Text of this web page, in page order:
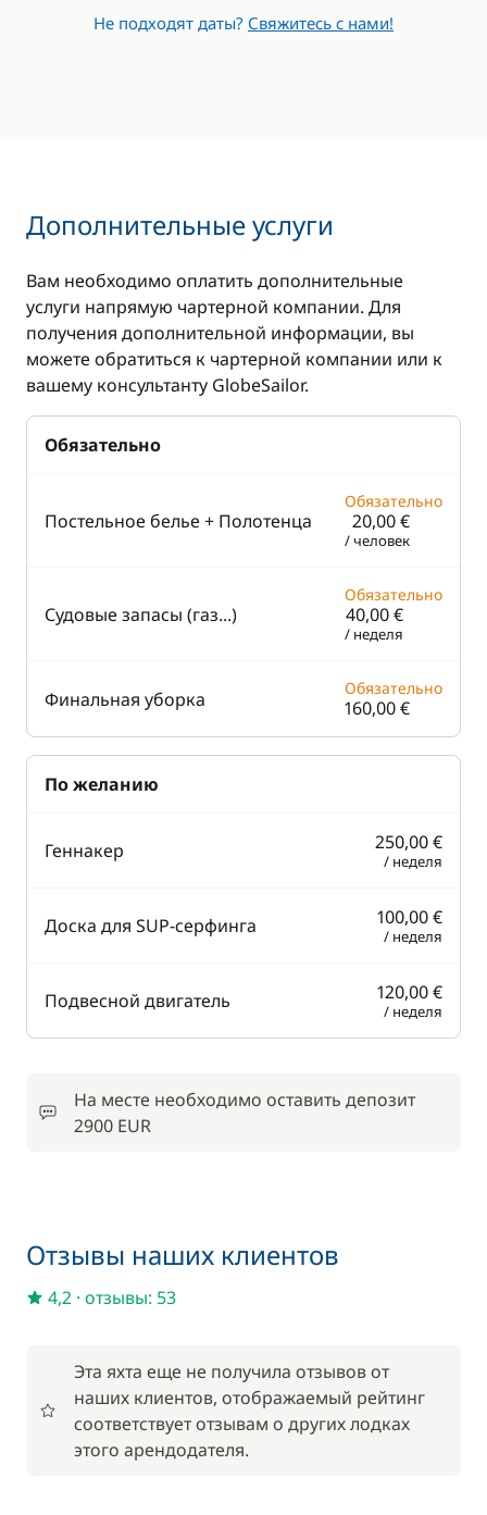
Не подходят даты? Свяжитесь с нами!
Дополнительные услуги
Вам необходимо оплатить дополнительные
услуги напрямую чартерной компании. Для
получения дополнительной информации, вы
можете обратиться к чартерной компании или к
вашему консультанту GlobeSailor.
Обязательно
Постельное белье + Полотенца
Обязательно
20,00 €
/ человек
Судовые запасы (газ...)
Обязательно
40,00 €
/ неделя
Финальная уборка Обязательно
160,00 €
По желанию
Геннакер 250,00 €
/ неделя
Доска для SUP-серфинга 100,00 €
/ неделя
Подвесной двигатель 120,00 €
/ неделя
На месте необходимо оставить депозит
2900 EUR
Отзывы наших клиентов
4,2 · отзывы: 53
Эта яхта еще не получила отзывов от
наших клиентов, отображаемый рейтинг
соответствует отзывам о других лодках
этого арендодателя.